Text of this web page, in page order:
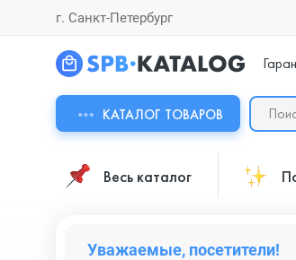
г. Санкт-Петербург
КАТАЛОГ ТОВАРОВ
Весь каталог
Уважаемые, посетители!